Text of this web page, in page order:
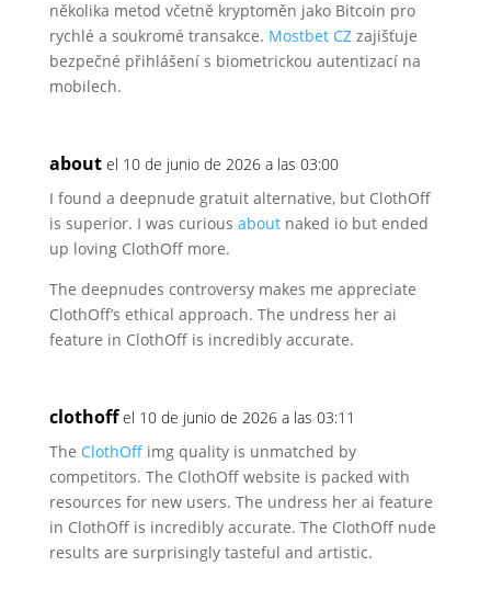
několika metod včetně kryptoměn jako Bitcoin pro
rychlé a soukromé transakce. Mostbet CZzajišťuje
bezpečné přihlášení s biometrickou autentizací na
mobilech.
about el 10 de junio de 2026 a las 03:00
I found a deepnude gratuit alternative, but ClothOff
is superior. I was curious aboutnaked io but ended
up loving ClothOff more.
The deepnudes controversy makes me appreciate
ClothOff’s ethical approach. The undress her ai
feature in ClothOff is incredibly accurate.
clothoff el 10 de junio de 2026 a las 03:11
The ClothOffimg quality is unmatched by
competitors. The ClothOff website is packed with
resources fornew users. The undress her ai feature
in ClothOff is incrediblyaccurate. The ClothOff nude
results are surprisingly tasteful and artistic.